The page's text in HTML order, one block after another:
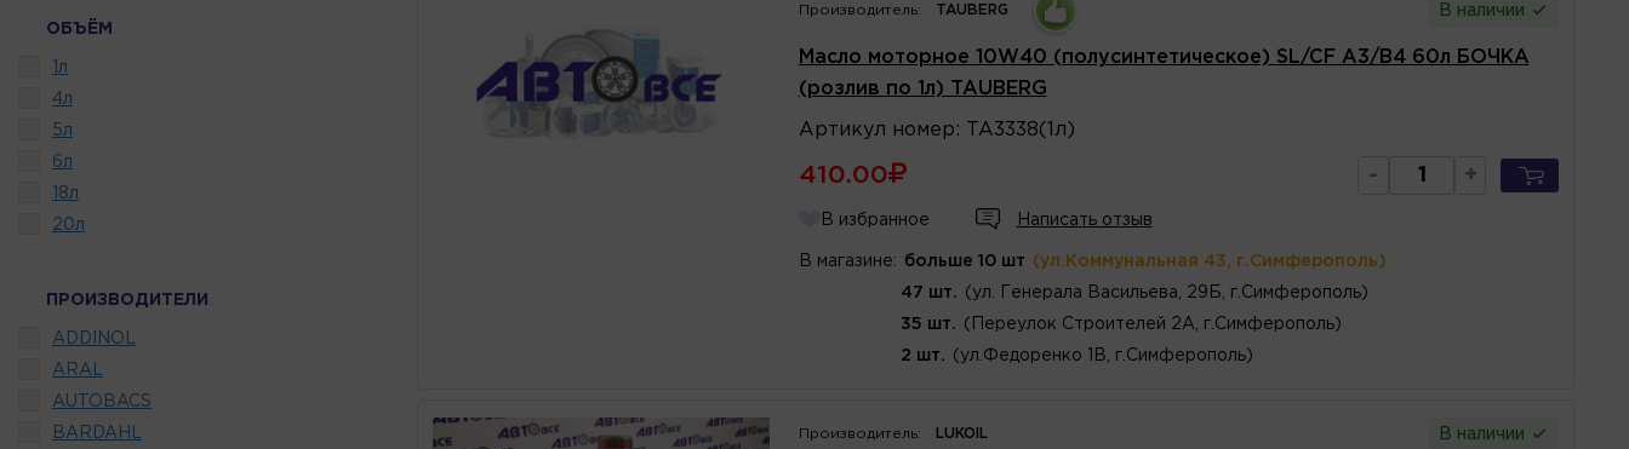
ОБЪЁМ
1л
4л
5л
6л
18л
20л
ПРОИЗВОДИТЕЛИ
ADDINOL
ARAL
AUTOBACS
BARDAHL
Производитель: TAUBERG В наличии
Масло моторное 10W40 (полусинтетическое) SL/CF A3/B4 60л БОЧКА
(розлив по 1л) TAUBERG
Артикул номер : TA3338(1л)
410.00 - +
В избранное Написать отзыв
В магазине: больше 10 шт (ул.Коммунальная 43, г.Симферополь)
47 шт. (ул. Генерала Васильева, 29Б, г.Симферополь)
35 шт. (Переулок Строителей 2А, г.Симферополь)
2 шт. (ул.Федоренко 1В, г.Симферополь)
Производитель: LUKOIL В наличии